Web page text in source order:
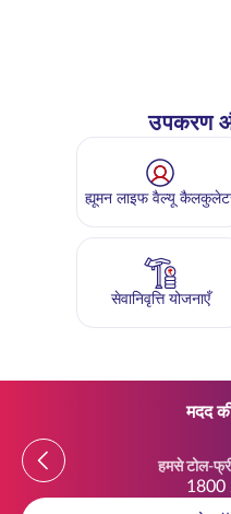
उपकरण
ह्यूमन लाइफ वैल्यू
सेवानिवृत्ति योजनाएँ
मदद
Previous
हमसे टोल-
1800